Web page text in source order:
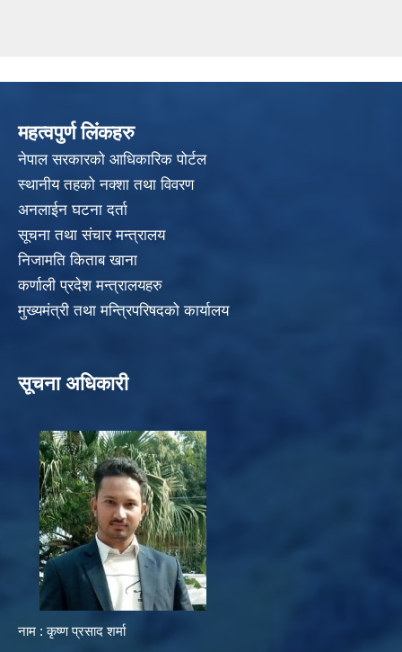
महत्वपुर्ण लिंकहरु
नेपाल सरकारको आधिकारिक पोर्टल
स्थानीय तहको नक्शा तथा विवरण
अनलाईन घटना दर्ता
सूचना तथा संचार मन्त्रालय
निजामति किताब खाना
कर्णाली प्रदेश मन्त्रालयहरु
मुख्यमंत्री तथा मन्त्रिपरिषदको कार्यालय
सूचना अधिकारी
नाम : कृष्ण प्रसाद शर्मा